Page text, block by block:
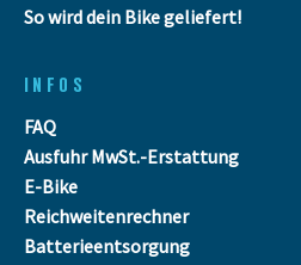
So wird dein Bike geliefert!
INFOS
FAQ
Ausfuhr MwSt.-Erstattung
E-Bike
Reichweitenrechner
Batterieentsorgung